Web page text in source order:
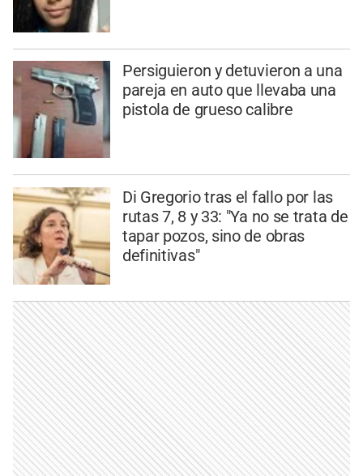
Persiguieron y detuvieron a una
pareja en auto que llevaba una
pistola de grueso calibre
Di Gregorio tras el fallo por las
rutas 7, 8 y 33: "Ya no se trata de
tapar pozos, sino de obras
definitivas"